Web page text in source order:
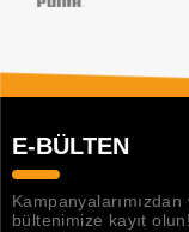
E-BÜLTEN
bültenimize kayıt olun!